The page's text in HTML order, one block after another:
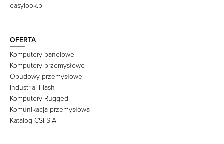
easylook.pl
OFERTA
Komputery panelowe
Komputery przemysłowe
Obudowy przemysłowe
Industrial Flash
Komputery Rugged
Komunikacja przemysłowa
Katalog CSI S.A.